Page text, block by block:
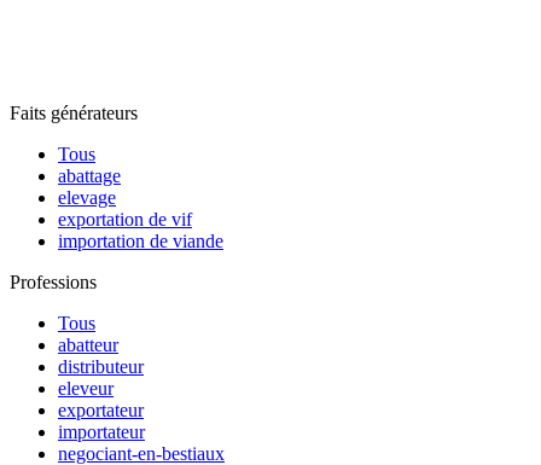
Faits générateurs
Tous
abattage
elevage
exportation de vif
importation de viande
Professions
Tous
abatteur
distributeur
eleveur
exportateur
importateur
negociant-en-bestiaux